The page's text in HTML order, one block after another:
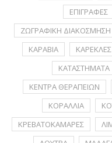
ΕΠΙΓΡΑΦΕΣ
ΖΩΓΡΑΦΙΚΗ ΔΙΑΚΟΣΜΗΣΗ
ΚΑΡΑΒΙΑ
ΚΑΡΕΚΛΕΣ
ΚΑΤΑΣΤΗΜΑΤΑ
ΚΕΝΤΡΑ ΘΕΡΑΠΕΙΩΝ
ΚΟΡΑΛΛΙΑ
ΚΡΕΒΑΤΟΚΑΜΑΡΕΣ